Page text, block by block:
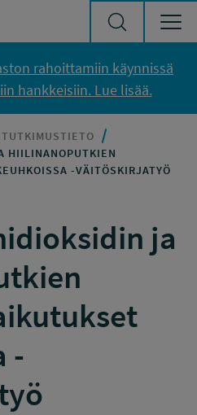
rahoittamiin käynnissä
hankkeisiin. Lue lisää.
HIILINANOPUTKIEN
-VÄITÖSKIRJATYÖ
ja
-